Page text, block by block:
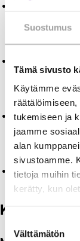
Suostumus
Tämä sivusto
Käytämme
tukemiseen ja
jaamme
alan
sivustoamme.
tietoja muihin
kerätty, kun
valinta
Välttämätön
vuoden
Erityisesti
sopeutua
teknisten
CHP-
markkinoiden
Keskeiset